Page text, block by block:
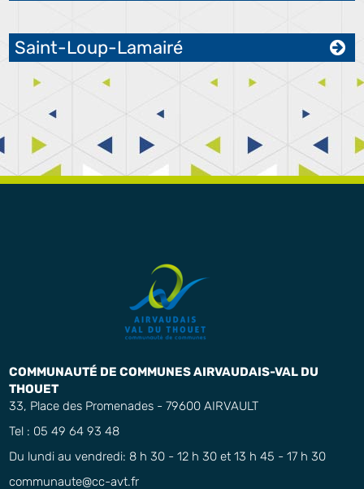
Saint-Loup-Lamairé
COMMUNAUTÉ DE COMMUNES AIRVAUDAIS-VAL DU
THOUET
33, Place des Promenades - 79600 AIRVAULT
Tel : 05 49 64 93 48
Du lundi au vendredi: 8 h 30 - 12 h 30 et 13 h 45 - 17 h 30
communaute@cc-avt.fr